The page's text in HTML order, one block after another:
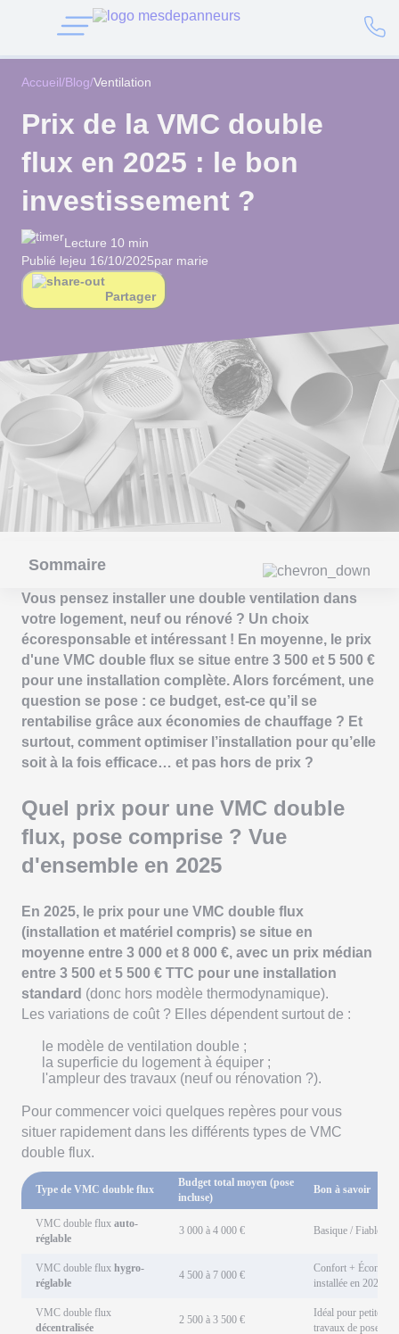
Accueil/Blog/Ventilation
Prix de la VMC double
flux en 2025 : le bon
investissement ?
Lecture 10 min
Publié lejeu 16/10/2025par marie
Partager
Sommaire
Vous pensez installer une double ventilation dans
votre logement, neuf ou rénové ? Un choix
écoresponsable et intéressant ! En moyenne, le prix
d'une VMC double flux se situe entre 3 500 et 5 500 €
pour une installation complète. Alors forcément, une
question se pose : ce budget, est-ce qu’il se
rentabilise grâce aux économies de chauffage ? Et
surtout, comment optimiser l’installation pour qu’elle
soit à la fois efficace… et pas hors de prix ?
Quel prix pour une VMC double
flux, pose comprise ? Vue
d'ensemble en 2025
En 2025, le prix pour une VMC double flux
(installation et matériel compris) se situe en
moyenne entre 3 000 et 8 000 €, avec un prix médian
entre 3 500 et 5 500 € TTC pour une installation
standard (donc hors modèle thermodynamique).
Les variations de coût ? Elles dépendent surtout de :
le modèle de ventilation double ;
la superficie du logement à équiper ;
l'ampleur des travaux (neuf ou rénovation ?).
Pour commencer voici quelques repères pour vous
situer rapidement dans les différents types de VMC
double flux.
Type de VMC double flux
Budget total moyen (pose
incluse)
Bon à savoir
VMC double flux auto-
réglable
3 000 à 4 000 € Basique / Fiable
VMC double flux hygro-
réglable
4 500 à 7 000 €
Confort +
installée en 2025.
VMC double flux
décentralisée
2 500 à 3 500 €
Idéal pour petites
travaux de pose